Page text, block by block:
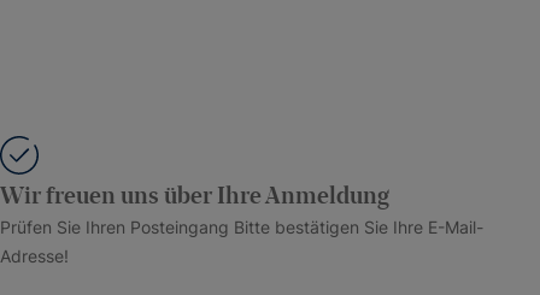
Wir freuen uns über Ihre Anmeldung
Prüfen Sie Ihren Posteingang Bitte bestätigen Sie Ihre E-Mail-
Adresse!